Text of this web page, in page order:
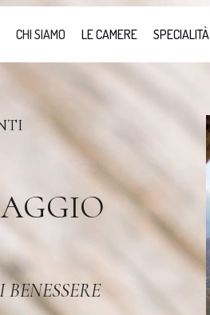
CHI SIAMO LE CAMERE SPECIALITÀ